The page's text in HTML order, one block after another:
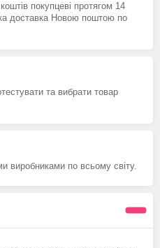
покупцеві протягом 14
доставка Новою поштою по
та вибрати товар
виробниками по всьому світу.